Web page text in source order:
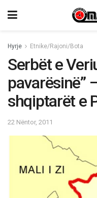
Hyrje Etnike/Rajoni/Bota
Serbët e
pavarësinë”
shqiptarët e
22 Nëntor, 2011